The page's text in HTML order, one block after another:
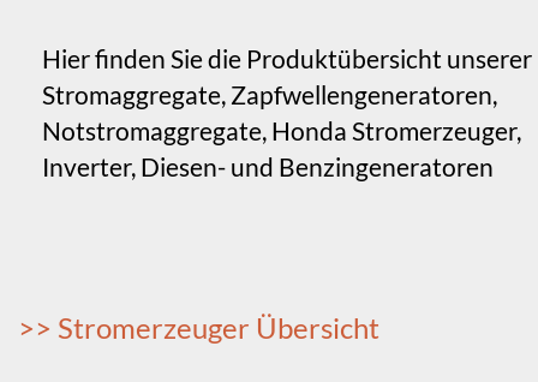
Hier finden Sie die Produktübersicht unserer
Stromaggregate, Zapfwellengeneratoren,
Notstromaggregate, Honda Stromerzeuger,
Inverter, Diesen- und Benzingeneratoren
>> Stromerzeuger Übersicht